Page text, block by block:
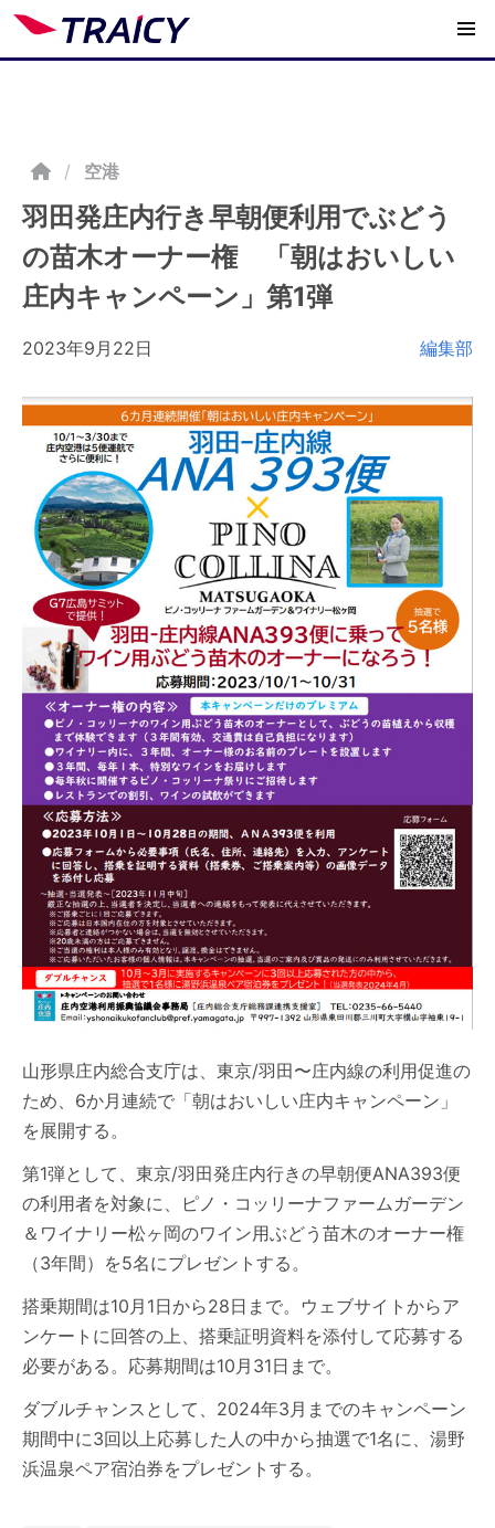
/ 空港
羽田発庄内行き早朝便利用でぶどう
の苗木オーナー権 「朝はおいしい
庄内キャンペーン」第1弾
2023年9月22日 編集部
山形県庄内総合支庁は、東京/羽田〜庄内線の利用促進の
ため、6か月連続で「朝はおいしい庄内キャンペーン」
を展開する。
第1弾として、東京/羽田発庄内行きの早朝便ANA393便
の利用者を対象に、ピノ・コッリーナファームガーデン
＆ワイナリー松ヶ岡のワイン用ぶどう苗木のオーナー権
（3年間）を5名にプレゼントする。
搭乗期間は10月1日から28日まで。ウェブサイトからア
ンケートに回答の上、搭乗証明資料を添付して応募する
必要がある。応募期間は10月31日まで。
ダブルチャンスとして、2024年3月までのキャンペーン
期間中に3回以上応募した人の中から抽選で1名に、湯野
浜温泉ペア宿泊券をプレゼントする。